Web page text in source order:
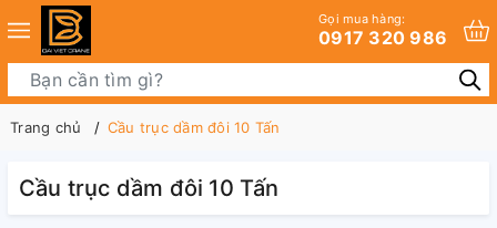
Gọi mua hàng:
0917 320 986
Trang chủ Cầu trục dầm đôi 10 Tấn
Cầu trục dầm đôi 10 Tấn